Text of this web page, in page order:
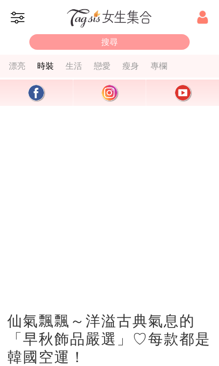
漂亮 時裝 生活 戀愛 瘦身 專欄
仙氣飄飄～洋溢古典氣息的
「早秋飾品嚴選」♡每款都是
韓國空運！